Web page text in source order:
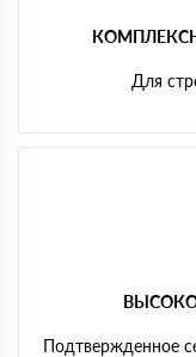
Для
Подтвержденное